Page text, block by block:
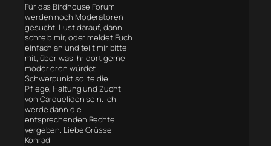
Für das Birdhouse Forum
werden noch Moderatoren
gesucht. Lust darauf, dann
schreib mir, oder meldet Euch
einfach an und teilt mir bitte
mit, über was ihr dort gerne
moderieren würdet.
Schwerpunkt sollte die
Pflege, Haltung und Zucht
von Cardueliden sein. Ich
werde dann die
entsprechenden Rechte
vergeben. Liebe Grüsse
Konrad